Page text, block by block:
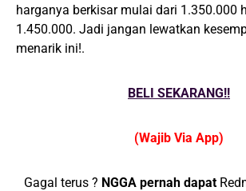
harganya berkisar mulai dari 1.350.000
1.450.000. Jadi jangan lewatkan
menarik ini!.
BELI SEKARANG!!
(Wajib Via App)
Gagal terus ? NGGA pernah dapat